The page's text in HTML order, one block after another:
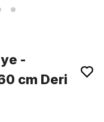
-
cm Deri